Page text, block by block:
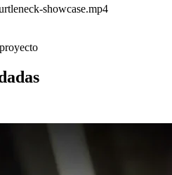
showcase.mp4